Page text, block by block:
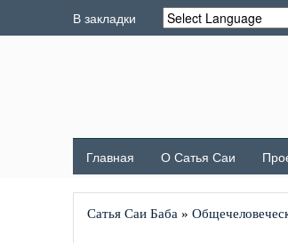
В закладки
Главная О Сатья Саи
Сатья Саи Баба »